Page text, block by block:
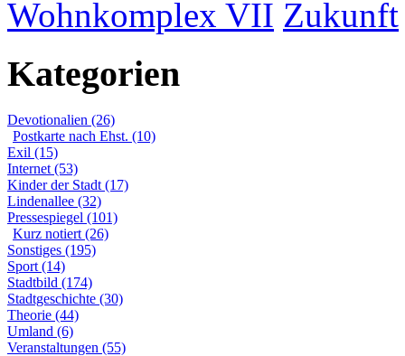
Wohnkomplex VII Zukunft
Kategorien
Devotionalien (26)
Postkarte nach Ehst. (10)
Exil (15)
Internet (53)
Kinder der Stadt (17)
Lindenallee (32)
Pressespiegel (101)
Kurz notiert (26)
Sonstiges (195)
Sport (14)
Stadtbild (174)
Stadtgeschichte (30)
Theorie (44)
Umland (6)
Veranstaltungen (55)